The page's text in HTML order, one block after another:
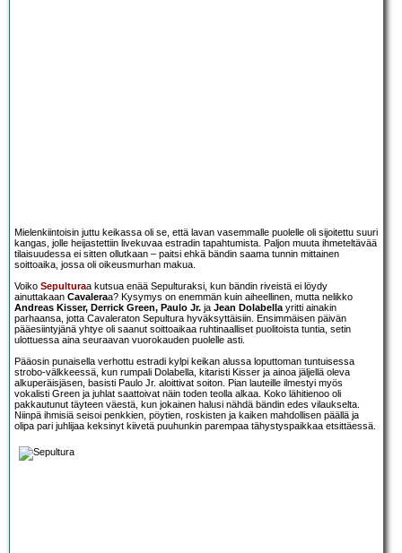
Mielenkiintoisin juttu keikassa oli se, että lavan vasemmalle puolelle oli sijoitettu suuri
kangas, jolle heijastettiin livekuvaa estradin tapahtumista. Paljon muuta ihmeteltävää
tilaisuudessa ei sitten ollutkaan – paitsi ehkä bändin saama tunnin mittainen
soittoaika, jossa oli oikeusmurhan makua.
Voiko Sepulturaa kutsua enää Sepulturaksi, kun bändin riveistä ei löydy
ainuttakaan Cavaleraa? Kysymys on enemmän kuin aiheellinen, mutta nelikko
Andreas Kisser, Derrick Green, Paulo Jr. ja Jean Dolabellayritti ainakin
parhaansa, jotta Cavaleraton Sepultura hyväksyttäisiin. Ensimmäisen päivän
pääesiintyjänä yhtye oli saanut soittoaikaa ruhtinaalliset puolitoista tuntia, setin
ulottuessa aina seuraavan vuorokauden puolelle asti.
Pääosin punaisella verhottu estradi kylpi keikan alussa loputtoman tuntuisessa
strobo-välkkeessä, kun rumpali Dolabella, kitaristi Kisser ja ainoa jäljellä oleva
alkuperäisjäsen, basisti Paulo Jr. aloittivat soiton. Pian lauteille ilmestyi myös
vokalisti Green ja juhlat saattoivat näin toden teolla alkaa. Koko lähitienoo oli
pakkautunut täyteen väestä, kun jokainen halusi nähdä bändin edes vilaukselta.
Niinpä ihmisiä seisoi penkkien, pöytien, roskisten ja kaiken mahdollisen päällä ja
olipa pari juhlijaa keksinyt kiivetä puuhunkin parempaa tähystyspaikkaa etsittäessä.